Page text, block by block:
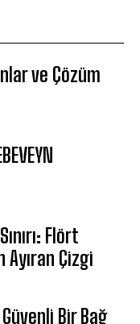
ve Çözüm
Flört
Ayıran Çizgi
Bir Bağ